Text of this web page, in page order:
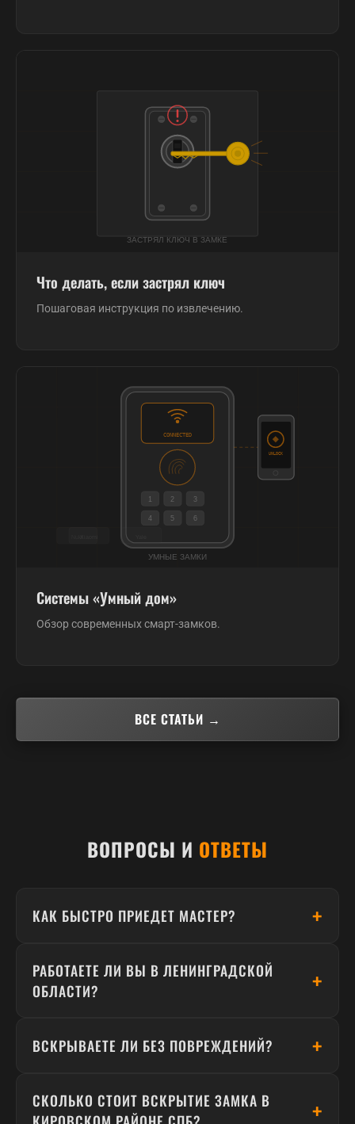
Что делать, если застрял ключ
Пошаговая инструкция по извлечению.
Системы «Умный дом»
Обзор современных смарт-замков.
ВСЕ СТАТЬИ →
ВОПРОСЫ И ОТВЕТЫ
КАК БЫСТРО ПРИЕДЕТ МАСТЕР?
15–30 минут. Работаем круглосуточно, 24/7 без
выходных.
РАБОТАЕТЕ ЛИ ВЫ В ЛЕНИНГРАДСКОЙ
ОБЛАСТИ?
Ленинградской области: Гатчина, Всеволожск,
другие города.
ВСКРЫВАЕТЕ ЛИ БЕЗ ПОВРЕЖДЕНИЙ?
95% случаев замок вскрывается без повреждений
СКОЛЬКО СТОИТ ВСКРЫТИЕ ЗАМКА В